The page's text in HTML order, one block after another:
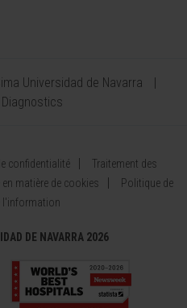
Universidad de Navarra
Diagnostics
confidentialité
Traitement des
matière de cookies
Politique de
l'information
DE NAVARRA 2026